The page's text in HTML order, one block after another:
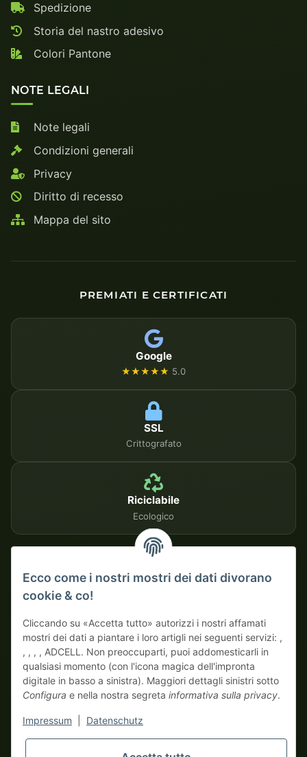
Spedizione
Storia del nastro adesivo
Colori Pantone
NOTE LEGALI
Note legali
Condizioni generali
Privacy
Diritto di recesso
Mappa del sito
PREMIATI E CERTIFICATI
Google
★★★★★ 5.0
SSL
Crittografato
Riciclabile
Ecologico
Su fattura
solo veri mostri business! Vendita solo a imprenditori (§ 14 BGB),
nessun cliente privato (§ 13 BGB).
Ecco come i nostri mostri dei dati divorano
cookie & co!
Cliccando su «Accetta tutto» autorizzi i nostri affamati
mostri dei dati a piantare i loro artigli nei seguenti servizi: ,
, , , , ADCELL. Non preoccuparti, puoi addomesticarli in
qualsiasi momento (con l'icona magica dell'impronta
digitale in basso a sinistra). Maggiori dettagli sinistri sotto
Configura e nella nostra segreta informativa sulla privacy.
Impressum Datenschutz